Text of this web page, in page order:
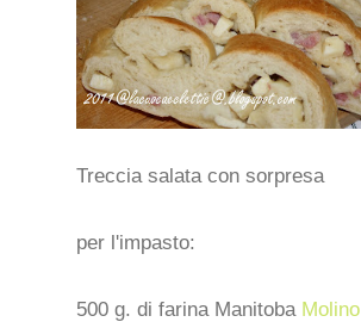
Treccia salata con sorpresa
per l'impasto:
500 g. di farina Manitoba Molino